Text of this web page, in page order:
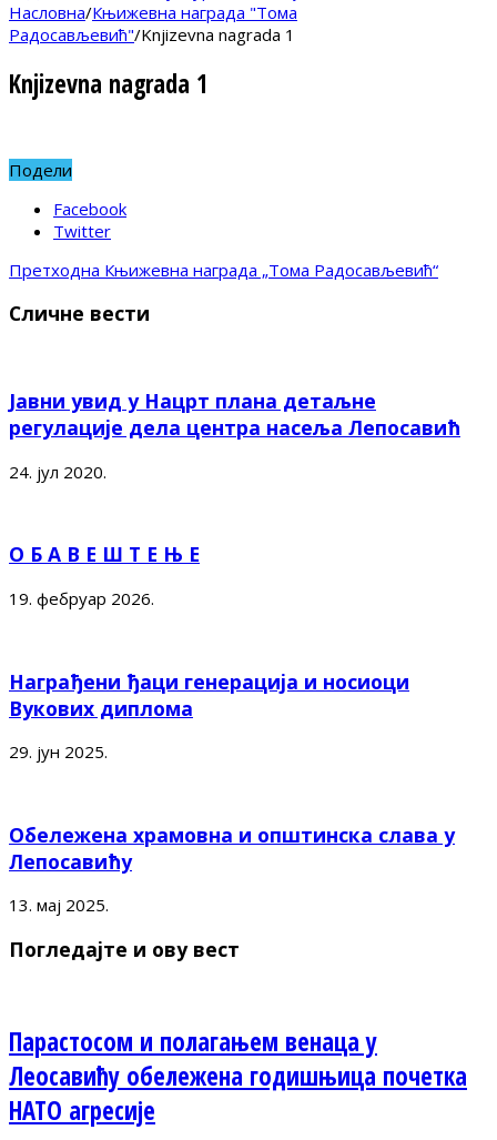
Насловна/Књижевна награда "Тома
Радосављевић"/Knjizevna nagrada 1
Knjizevna nagrada 1
Подели
Facebook
Twitter
Претходна Књижевна награда „Тома Радосављевић“
Сличне вести
Јавни увид у Нацрт плана детаљне
регулације дела центра насеља Лепосавић
24. јул 2020.
О Б А В Е Ш Т Е Њ Е
19. фебруар 2026.
Награђени ђаци генерација и носиоци
Вукових диплома
29. јун 2025.
Обележена храмовна и општинска слава у
Лепосавићу
13. мај 2025.
Погледајте и ову вест
Парастосом и полагањем венаца у
Леосавићу обележена годишњица почетка
НАТО агресије